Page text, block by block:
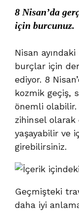
8 Nisan’da
için burcunuz.
Nisan
burçlar için
ediyor. 8
kozmik geçiş,
önemli olabilir.
zihinsel
yaşayabilir ve
girebilirsiniz.
Geçmişteki
daha iyi